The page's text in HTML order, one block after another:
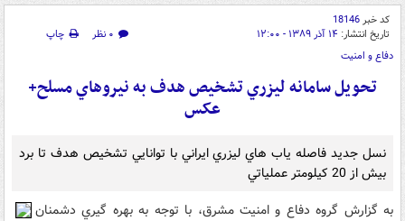
کد خبر18146
تاریخ انتشار: ۱۴ آذر ۱۳۸۹ - ۱۲:۰۰ ۰ نظر
چاپ
دفاع و امنیت
تحويل سامانه ليزري تشخيص هدف به نيروهاي مسلح+
عکس
نسل جديد فاصله ياب هاي ليزري ايراني با توانايي تشخيص هدف تا برد
بيش از 20 کيلومتر عملياتي
به گزارش گروه دفاع و امنيت مشرق، با توجه به بهره گيري دشمنان